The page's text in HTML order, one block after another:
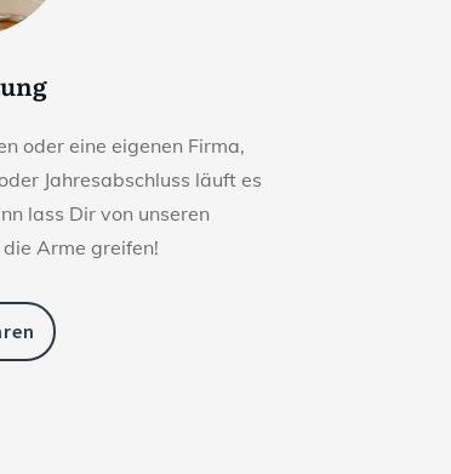
oder eine eigenen Firma,
Jahresabschluss läuft es
lass Dir von unseren
Arme greifen!